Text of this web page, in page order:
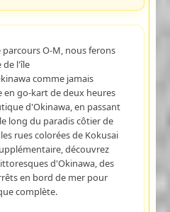
parcours O-M, nous ferons
de l'île
comme jamais
en go-kart de deux heures
d'Okinawa, en passant
long du paradis côtier de
rues colorées de Kokusai
découvrez
d'Okinawa, des
en bord de mer pour
complète.